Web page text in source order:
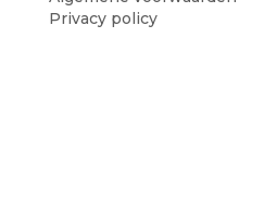
Privacy policy